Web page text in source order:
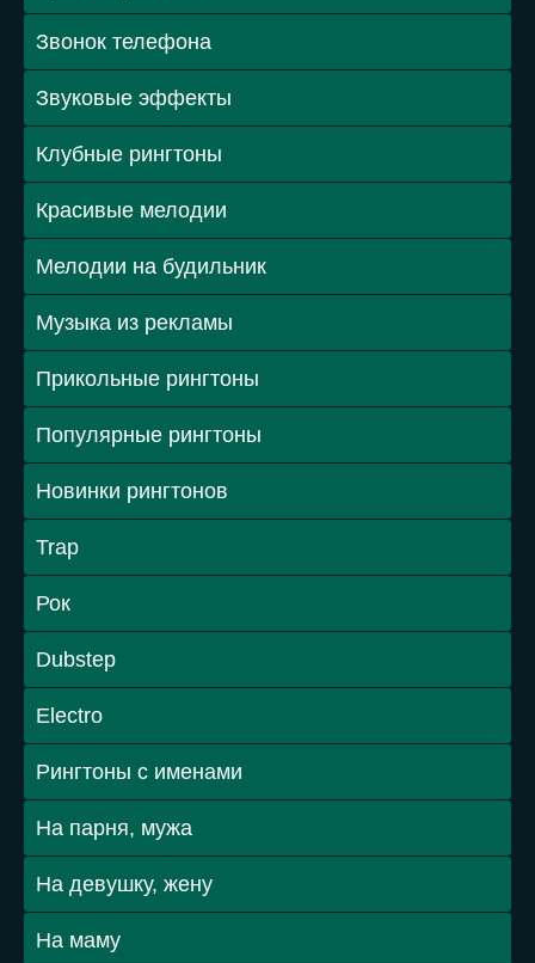
Звонок телефона
Звуковые эффекты
Клубные рингтоны
Красивые мелодии
Мелодии на будильник
Музыка из рекламы
Прикольные рингтоны
Популярные рингтоны
Новинки рингтонов
Trap
Рок
Dubstep
Electro
Рингтоны с именами
На парня, мужа
На девушку, жену
На маму